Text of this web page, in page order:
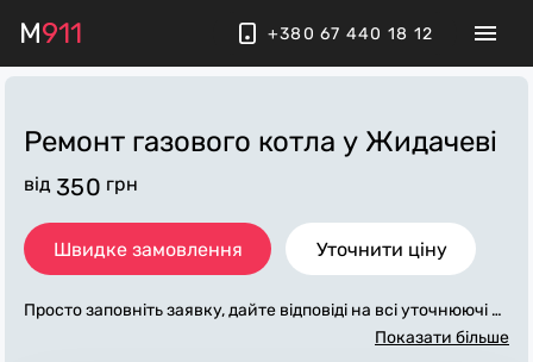
M911 +380 67 440 18 12
Ремонт газового котла у Жидачеві
від 350 грн
Швидке замовлення Уточнити ціну
Просто заповніть заявку, дайте відповіді на всі уточнюючі за
питання по «ремонт газового котла». Ми зв'яжемося з вам
Показати більше